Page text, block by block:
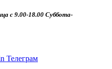
с 9.00-18.00 Суббота-
Телеграм